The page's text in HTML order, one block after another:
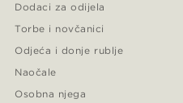
Dodaci za odijela
Torbe i novčanici
Odjeća i donje rublje
Naočale
Osobna njega